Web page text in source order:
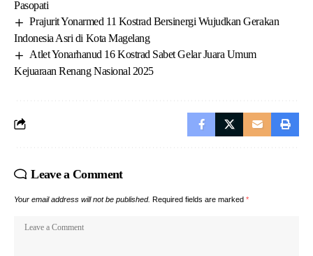
Pasopati
Prajurit Yonarmed 11 Kostrad Bersinergi Wujudkan Gerakan
Indonesia Asri di Kota Magelang
Atlet Yonarhanud 16 Kostrad Sabet Gelar Juara Umum
Kejuaraan Renang Nasional 2025
Leave a Comment
Your email address will not be published. Required fields are marked *